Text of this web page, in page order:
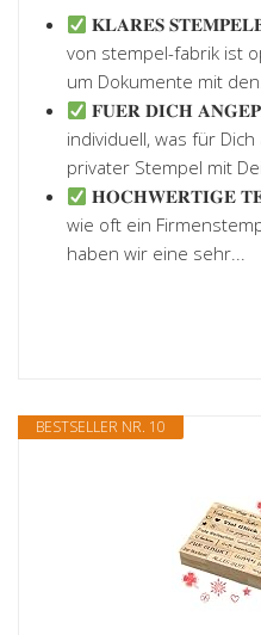
𝐊𝐋𝐀𝐑𝐄𝐒
von stempel-fabrik ist
um Dokumente mit
𝐅𝐔𝐄𝐑 𝐃𝐈𝐂𝐇
individuell, was für
privater Stempel mit
𝐇𝐎𝐂𝐇𝐖𝐄𝐑𝐓𝐈𝐆𝐄
wie oft ein
haben wir eine sehr...
BESTSELLER NR. 10